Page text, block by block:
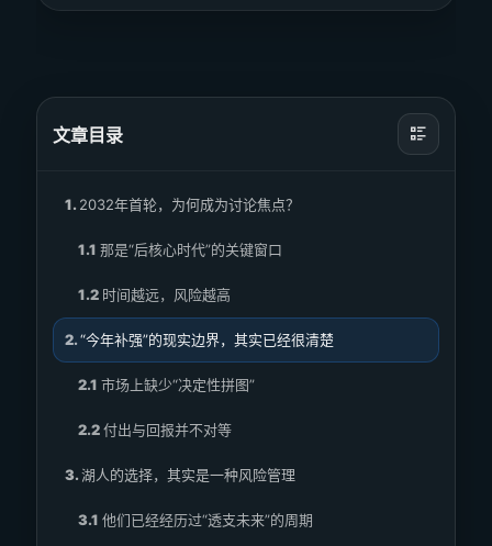
文章目录
1.2032年首轮，为何成为讨论焦点？
1.1 那是“后核心时代”的关键窗口
1.2 时间越远，风险越高
2.“今年补强”的现实边界，其实已经很清楚
2.1 市场上缺少“决定性拼图”
2.2付出与回报并不对等
3.湖人的选择，其实是一种风险管理
3.1 他们已经经历过“透支未来”的周期